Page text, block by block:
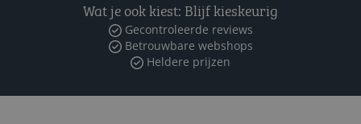
Wat je ook kiest: Blijf kieskeurig
Gecontroleerde reviews
Betrouwbare webshops
Heldere prijzen